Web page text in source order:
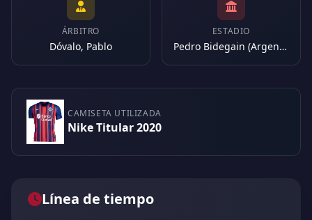
ÁRBITRO
Dóvalo, Pablo
ESTADIO
Pedro Bidegain (Argentina)
CAMISETA UTILIZADA
Nike Titular 2020
Línea de tiempo